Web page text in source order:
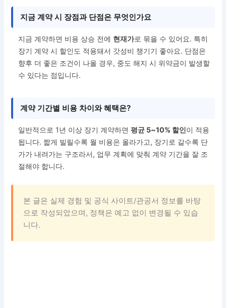
지금 계약 시 장점과 단점은 무엇인가요
지금 계약하면 비용 상승 전에 현재가로 묶을 수 있어요. 특히
장기 계약 시 할인도 적용돼서 갓성비 챙기기 좋아요. 단점은
향후 더 좋은 조건이 나올 경우, 중도 해지 시 위약금이 발생할
수 있다는 점입니다.
계약 기간별 비용 차이와 혜택은?
일반적으로 1년 이상 장기 계약하면평균 5~10% 할인이 적용
됩니다. 짧게 빌릴수록 월 비용은 올라가고, 장기로 갈수록 단
가가 내려가는 구조라서, 업무 계획에 맞춰 계약 기간을 잘 조
절해야 합니다.
본 글은 실제 경험 및 공식 사이트/관공서 정보를 바탕
으로 작성되었으며, 정책은 예고 없이 변경될 수 있습
니다.